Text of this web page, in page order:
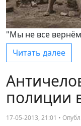
"Мы не все
Читать далее
полиции
17-05-2013, 21:01 •